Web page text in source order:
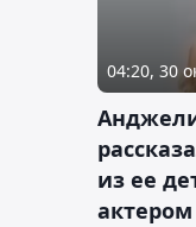
04:20, 30
из ее
актером